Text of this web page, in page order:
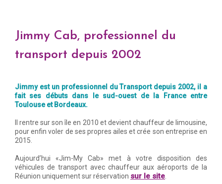
Jimmy Cab, professionnel du
transport depuis 2002
Jimmy est un professionnel du Transport depuis 2002, il a
fait ses débuts dans le sud-ouest de la France entre
Toulouse et Bordeaux.
Il rentre sur son île en 2010 et devient chauffeur de limousine,
pour enfin voler de ses propres ailes et crée son entreprise en
2015.
Aujourd’hui «Jim-My Cab» met à votre disposition des
véhicules de transport avec chauffeur aux aéroports de la
Réunion uniquement sur réservation sur le site